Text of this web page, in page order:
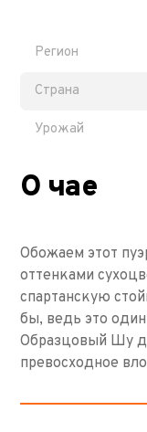
Регион
Страна
Урожай
О чае
Обожаем этот
оттенками
спартанскую
бы, ведь это
Образцовый Шу
превосходное